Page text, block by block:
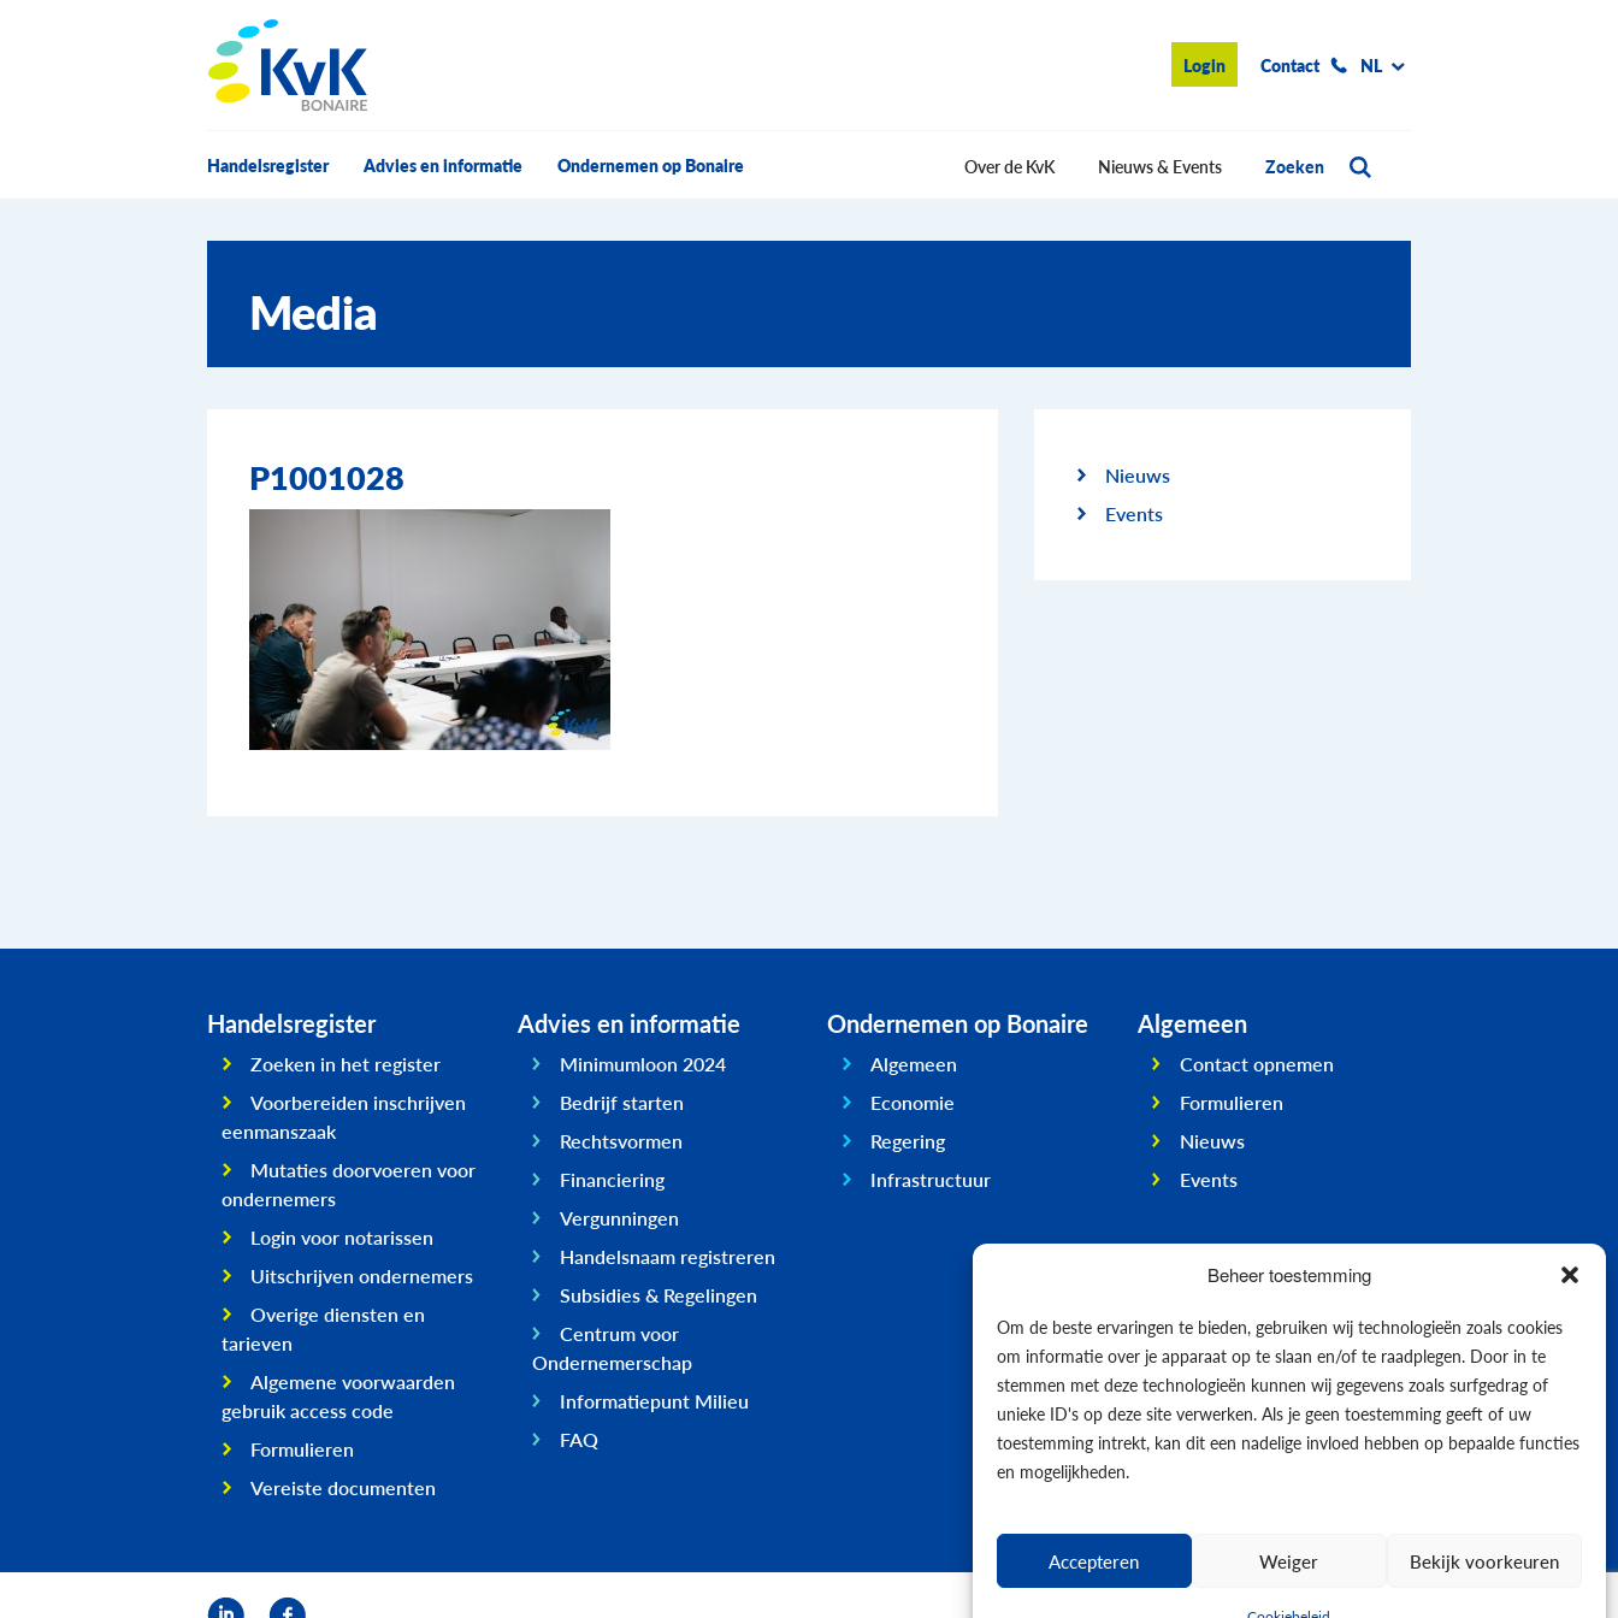
Beheer toestemming
Om de beste ervaringen te bieden, gebruiken wij technologieën zoals cookies
om informatie over je apparaat op te slaan en/of te raadplegen. Door in te
stemmen met deze technologieën kunnen wij gegevens zoals surfgedrag of
unieke ID's op deze site verwerken. Als je geen toestemming geeft of uw
toestemming intrekt, kan dit een nadelige invloed hebben op bepaalde functies
en mogelijkheden.
Accepteren Weiger Bekijk voorkeuren
Login Contact NL
Handelsregister Advies en informatie Ondernemen op Bonaire Over de KvK Nieuws & Events Zoeken
Media
P1001028
Nieuws
Events
Handelsregister
Zoeken in het register
Voorbereiden inschrijven
eenmanszaak
Mutaties doorvoeren voor
ondernemers
Login voor notarissen
Uitschrijven ondernemers
Overige diensten en
tarieven
Algemene voorwaarden
gebruik access code
Formulieren
Vereiste documenten
Advies en informatie
Minimumloon 2024
Bedrijf starten
Rechtsvormen
Financiering
Vergunningen
Handelsnaam registreren
Subsidies & Regelingen
Centrum voor
Ondernemerschap
Informatiepunt Milieu
FAQ
Ondernemen op Bonaire
Algemeen
Economie
Regering
Infrastructuur
Algemeen
Contact opnemen
Formulieren
Nieuws
Events
© 2026